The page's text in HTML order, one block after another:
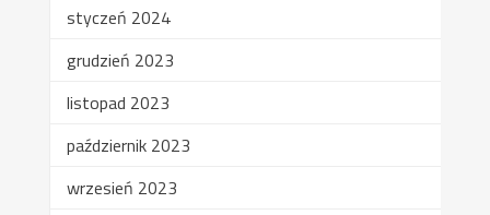
styczeń 2024
grudzień 2023
listopad 2023
październik 2023
wrzesień 2023